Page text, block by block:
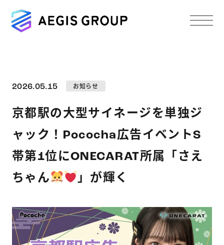
2026.05.15 お知らせ
京都駅の大型サイネージを単独ジ
ャック！Pococha広告イベントS
帯第1位にONECARAT所属「さえ
ちゃん
」が輝く